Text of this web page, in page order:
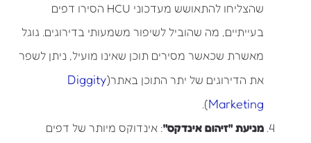
שהצליחו להתאושש מעדכוני HCU הסירו דפים
בעייתיים, מה שהוביל לשיפור משמעותי בדירוגים. גוגל
מאשרת שכאשר מסירים תוכן שאינו מועיל, ניתן לשפר
את הדירוגים של יתר התוכן באתר​(Diggity
Marketing
).
מניעת "זיהום אינדקס": אינדוקס מיותר של דפים